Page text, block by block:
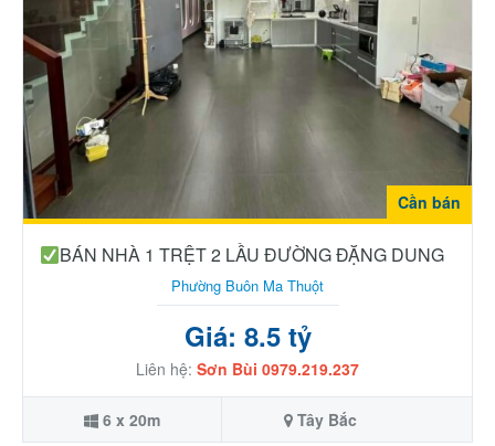
Cần bán
BÁN NHÀ 1 TRỆT 2 LẦU ĐƯỜNG ĐẶNG DUNG
Phường Buôn Ma Thuột
Giá: 8.5 tỷ
Liên hệ: Sơn Bùi 0979.219.237
6 x 20m Tây Bắc